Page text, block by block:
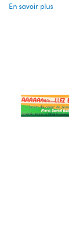
En savoir plus